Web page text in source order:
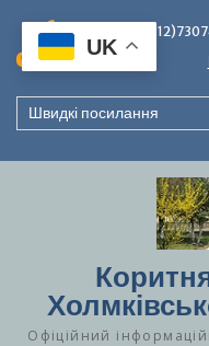
вмісту
Тел./факс
Повідомлення:
Швидкі посилання
Офіційний
UK